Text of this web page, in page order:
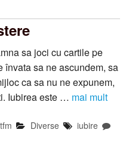
sa joci cu cartile pe
învata sa ne ascundem, sa
ca sa nu ne expunem,
Iubirea este … mai mult
Diverse iubire